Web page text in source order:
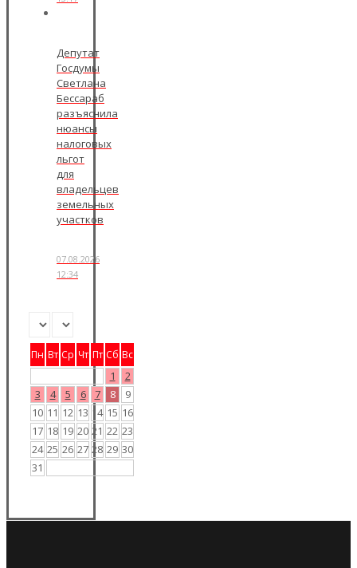
Депутат
Госдумы
Светлана
Бессараб
разъяснила
нюансы
налоговых
льгот
для
владельцев
земельных
участков
07.08.2026
12:34
Пн Вт Ср Чт Пт Сб Вс
1
2
3
4 5 6 7 8
9
10 11 12 13 14 15 16
17 18 19 20 21 22 23
24 25 26 27 28 29 30
31